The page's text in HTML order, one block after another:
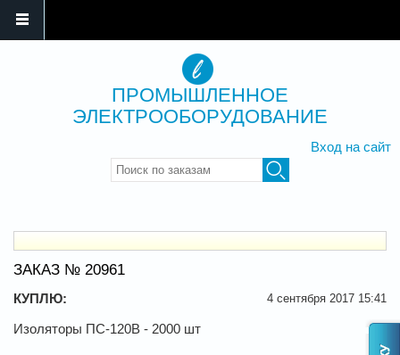
ПРОМЫШЛЕННОЕ
ЭЛЕКТРООБОРУДОВАНИЕ
Вход на сайт
Введите ключевые слова для
ЗАКАЗ № 20961
4 сентября 2017 15:41
КУПЛЮ:
Изоляторы ПС-120В - 2000 шт